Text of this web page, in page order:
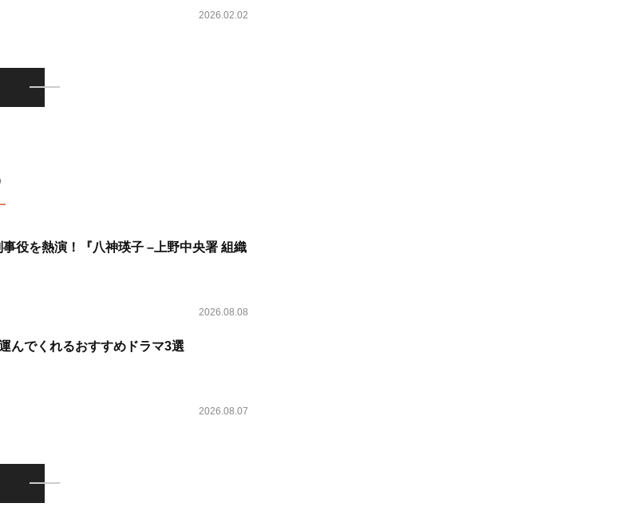
2026.02.02
役を熱演！『八神瑛子 –上野中央署 組織
2026.08.08
んでくれるおすすめドラマ3選
2026.08.07